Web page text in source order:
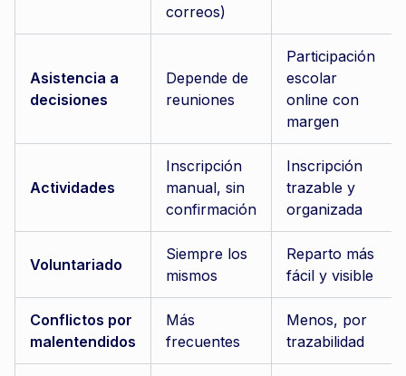
correos)
Asistencia a
decisiones
Depende de
reuniones
Participación
escolar
online con
margen
Actividades
Inscripción
manual, sin
confirmación
Inscripción
trazable y
organizada
Voluntariado
Siempre los
mismos
Reparto más
fácil y visible
Conflictos por
malentendidos
Más
frecuentes
Menos, por
trazabilidad